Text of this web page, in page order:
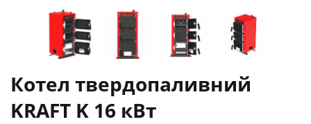
Котел твердопаливний
KRAFT K 16 кВт